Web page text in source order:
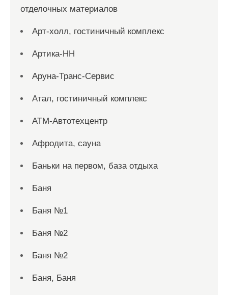
отделочных материалов
Арт-холл, гостиничный комплекс
Артика-НН
Аруна-Транс-Сервис
Атал, гостиничный комплекс
АТМ-Автотехцентр
Афродита, сауна
Баньки на первом, база отдыха
Баня
Баня №1
Баня №2
Баня №2
Баня, Баня